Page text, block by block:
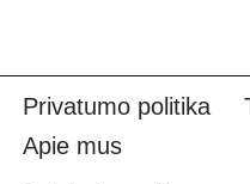
Privatumo politika
Apie mus